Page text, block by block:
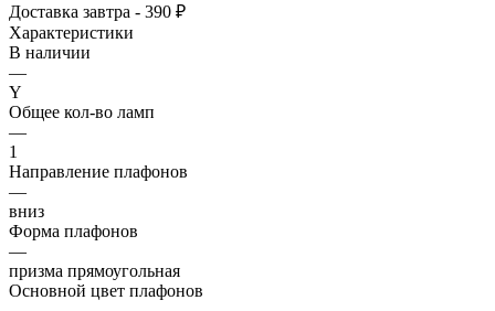
Доставка завтра - 390 ₽
Характеристики
В наличии
—
Y
Общее кол-во ламп
—
1
Направление плафонов
—
вниз
Форма плафонов
—
призма прямоугольная
Основной цвет плафонов